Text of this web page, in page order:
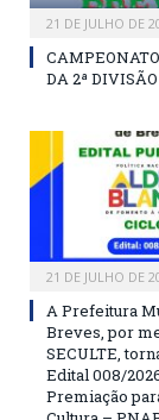
21 DE JULHO DE
DA 2ª
21 DE JULHO DE
A Prefeitura
Breves, por
SECULTE,
Edital 008/
Premiação